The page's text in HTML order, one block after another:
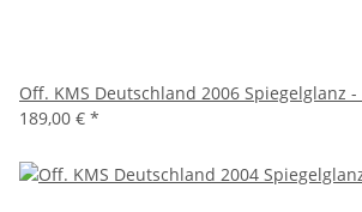
Off. KMS Deutschland 2006 Spiegelglanz -
189,00 € *